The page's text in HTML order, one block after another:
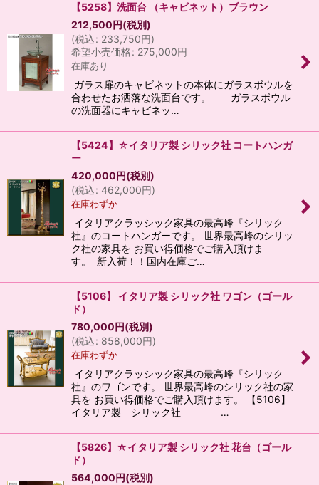
【5258】洗面台 （キャビネット）ブラウン
212,500円(税別)
(税込: 233,750円)
希望小売価格: 275,000円
在庫あり
ガラス扉のキャビネットの本体にガラスボウルを
合わせたお洒落な洗面台です。 ガラスボウル
の洗面器にキャビネッ…
【5424】☆イタリア製 シリック社 コートハンガ
ー
420,000円(税別)
(税込: 462,000円)
在庫わずか
イタリアクラッシック家具の最高峰『シリック
社』のコートハンガーです。 世界最高峰のシリッ
ク社の家具を お買い得価格でご購入頂けま
す。 新入荷！！国内在庫ご…
【5106】 イタリア製 シリック社 ワゴン（ゴール
ド）
780,000円(税別)
(税込: 858,000円)
在庫わずか
イタリアクラッシック家具の最高峰『シリック
社』のワゴンです。 世界最高峰のシリック社の家
具を お買い得価格でご購入頂けます。 【5106】
イタリア製 シリック社 …
【5826】☆イタリア製 シリック社 花台（ゴール
ド）
564,000円(税別)